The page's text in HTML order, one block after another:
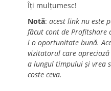
Îți mulțumesc!
Notă: acest link nu este
făcut cont de Profitshare
i o oportunitate bună.
vizitatorul care
a lungul timpului și vrea
coste ceva.